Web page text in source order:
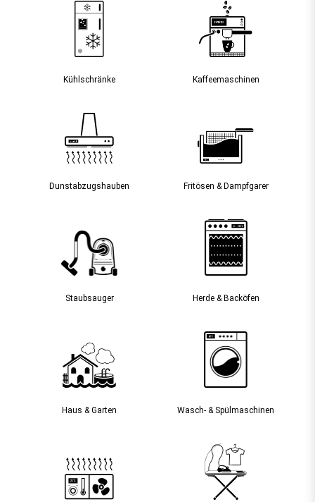
Kühlschränke Kaffee­maschinen
Dunst­abzugs­hauben Fritösen & Dampfgarer
Staubsauger­ Herde & Backöfen
Haus & Garten Wasch- & Spülmaschinen